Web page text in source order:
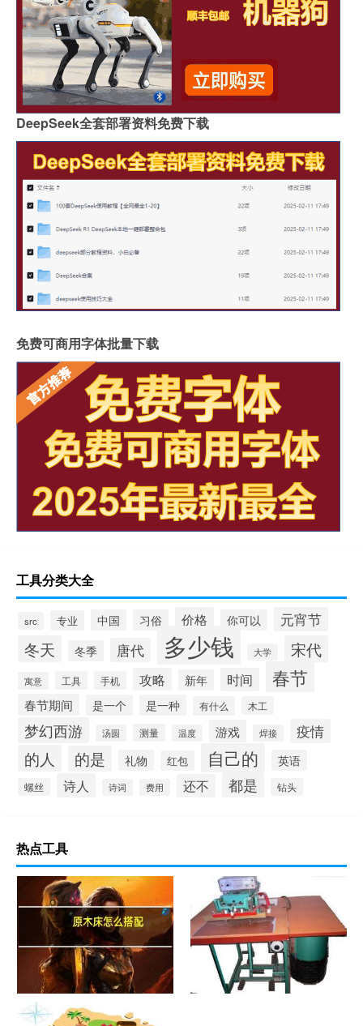
DeepSeek全套部署资料免费下载
免费可商用字体批量下载
工具分类大全
src 专业 中国 习俗 价格 你可以 元宵节
冬天 冬季 唐代 多少钱 大学 宋代
寓意 工具 手机 攻略 新年 时间 春节
春节期间 是一个 是一种 有什么 木工
梦幻西游 汤圆 测量 温度 游戏 焊接 疫情
的人 的是 礼物 红包 自己的 英语
螺丝 诗人 诗词 费用 还不 都是 钻头
热点工具
原木床怎么搭配